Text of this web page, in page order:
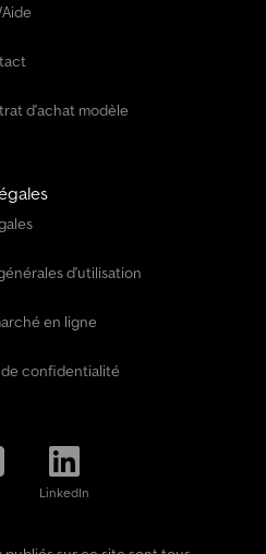
d'achat modèle
d'utilisation
en ligne
confidentialité
LinkedIn